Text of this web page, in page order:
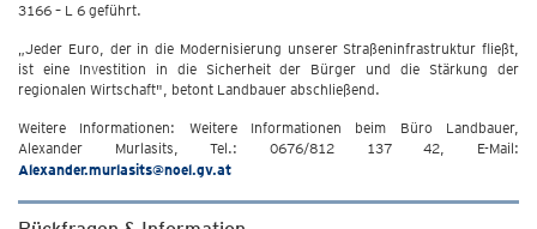
3166 – L 6 geführt.
„Jeder Euro, der in die Modernisierung unserer Straßeninfrastruktur fließt,
ist eine Investition in die Sicherheit der Bürger und die Stärkung der
regionalen Wirtschaft", betont Landbauer abschließend.
Weitere Informationen: Weitere Informationen beim Büro Landbauer,
Alexander Murlasits, Tel.: 0676/812 137 42, E-Mail:
Alexander.murlasits@noel.gv.at